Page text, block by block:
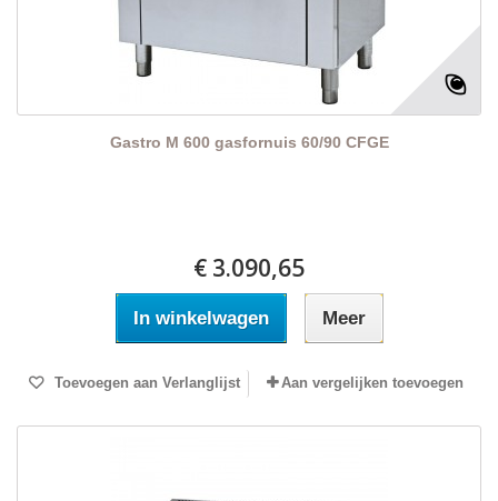
Gastro M 600 gasfornuis 60/90 CFGE
€ 3.090,65
In winkelwagen Meer
Toevoegen aan Verlanglijst Aan vergelijken toevoegen